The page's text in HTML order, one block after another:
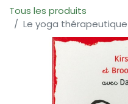
Tous les produits
Le yoga